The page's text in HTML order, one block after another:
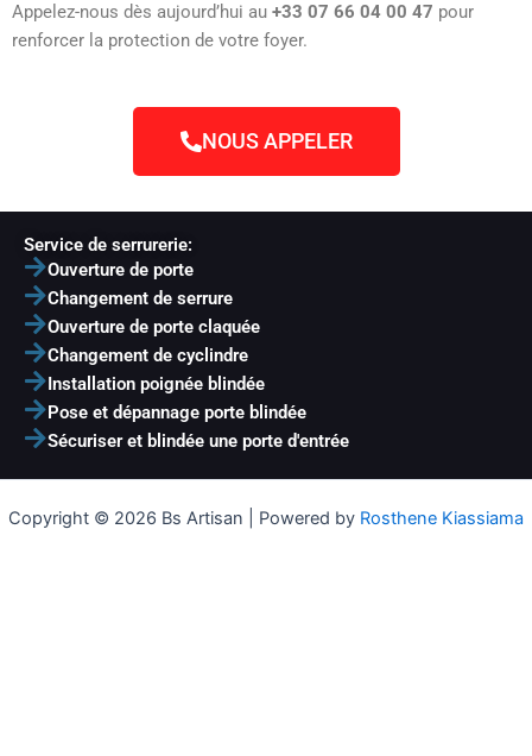
Appelez-nous dès aujourd’hui au +33 07 66 04 00 47 pour
renforcer la protection de votre foyer.
NOUS APPELER
Service de serrurerie:
Ouverture de porte
Changement de serrure
Ouverture de porte claquée
Changement de cyclindre
Installation poignée blindée
Pose et dépannage porte blindée
Sécuriser et blindée une porte d'entrée
Copyright © 2026 Bs Artisan | Powered by Rosthene Kiassiama